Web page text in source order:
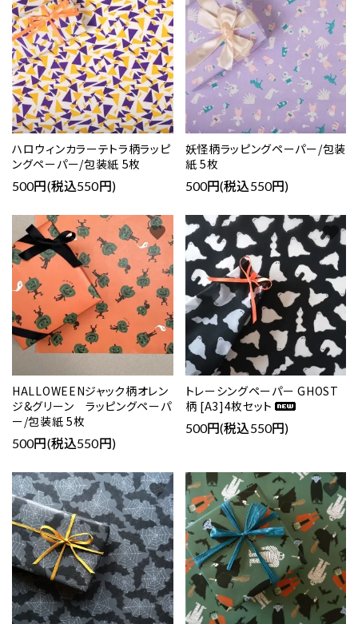
ハロウィンカラーテトラ柄ラッピ
ングペーパー/包装紙 5枚
500円(税込550円)
妖怪柄ラッピングペーパー/包装
紙 5枚
500円(税込550円)
HALLOWEENジャック柄オレン
ジ&グリーン ラッピングペーパ
ー/包装紙 5枚
500円(税込550円)
favorite
トレーシングペーパー GHOST
柄 [A3]4枚セット
500円(税込550円)
favorite
favorite favorite